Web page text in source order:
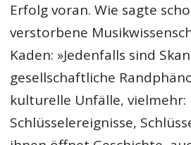
Erfolg voran. Wie sagte
verstorbene
Kaden: »Jedenfalls sind
gesellschaftliche
kulturelle Unfälle, vielmehr:
Schlüsselereignisse,